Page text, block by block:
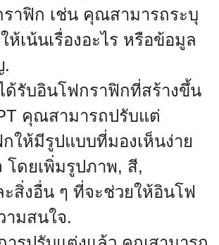
าฟิก เช่น คุณสามารถระบุ
ห้เน้นเรื่องอะไร หรือข้อมูล
.
รับอินโฟกราฟิกที่สร้างขึ้น
คุณสามารถปรับแต่
ให้มีรูปแบบที่มองเห็นง่าย
โดยเพิ่มรูปภาพ, สี,
สิ่งอื่น ๆ ที่จะช่วยให้อินโฟ
มสนใจ.